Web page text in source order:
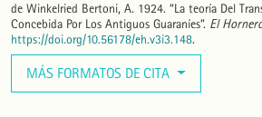
de Winkelried Bertoni, A. 1924. “La teoría Del
Concebida Por Los Antiguos Guaraníes”. El
https://doi.org/10.56178/eh.v3i3.148.
MÁS FORMATOS DE CITA